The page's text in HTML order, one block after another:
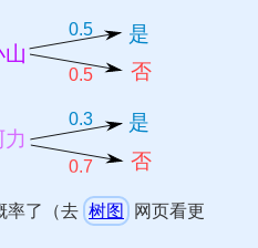
率了（去 树图
网页看更